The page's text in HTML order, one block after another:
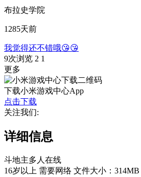
布拉史学院
1285天前
我觉得还不错哦😘😘
9次浏览 2 1
更多
下载小米游戏中心App
点击下载
关注我们:
详细信息
斗地主多人在线
16岁以上 需要网络 文件大小：314MB